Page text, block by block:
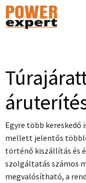
Egyre több
mellett jelentős
történő kiszállítás és
szolgáltatás számos
megvalósítható, a